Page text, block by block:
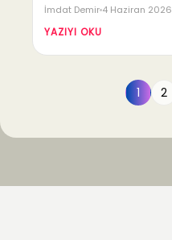
İmdat Demir 4 Haziran 2026
YAZIYI OKU
1 2